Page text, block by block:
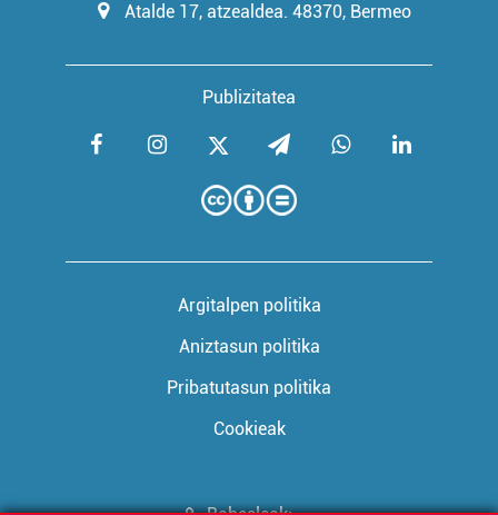
Publizitatea
Atalde 17, atzealdea. 48370, Bermeo
Argitalpen politika
Aniztasun politika
Pribatutasun politika
Cookieak